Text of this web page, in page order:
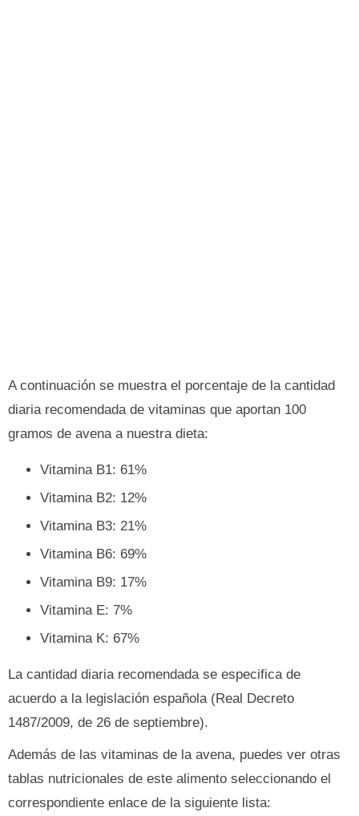
A continuación se muestra el porcentaje de la cantidad
diaria recomendada de vitaminas que aportan 100
gramos de avena a nuestra dieta:
Vitamina B1: 61%
Vitamina B2: 12%
Vitamina B3: 21%
Vitamina B6: 69%
Vitamina B9: 17%
Vitamina E: 7%
Vitamina K: 67%
La cantidad diaria recomendada se especifica de
acuerdo a la legislación española (Real Decreto
1487/2009, de 26 de septiembre).
Además de las vitaminas de la avena, puedes ver otras
tablas nutricionales de este alimento seleccionando el
correspondiente enlace de la siguiente lista: